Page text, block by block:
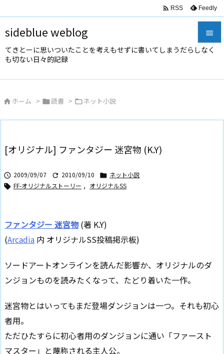
sideblue weblog
てきとーに思いついたことを考えもせずに書いてしまうだらしなく
も切ない日々的記録



 RSS Feedly
 ホーム > 読書 > ネット小説
[オリジナル] ファンタジー 迷宮物 (K.Y)
 2009/09/07  2010/09/10  ネット小説
 FF-オリジナルストーリー , オリジナルSS
ファンタジー 迷宮物(著 K.Y)
(Arcadia 内 オリジナルSS投稿掲示板)
ソードアートオンラインを読んだ影響か、オリジナルのダ
ンジョンものを読みたくなって、たどり着いた一作。
迷宮物とはいってもまだ登場ダンジョンは一つ。それも初心
者用。
ただひたすらに初心者用のダンジョンに通い「ファースト
マスター」と蔑称される主人公。